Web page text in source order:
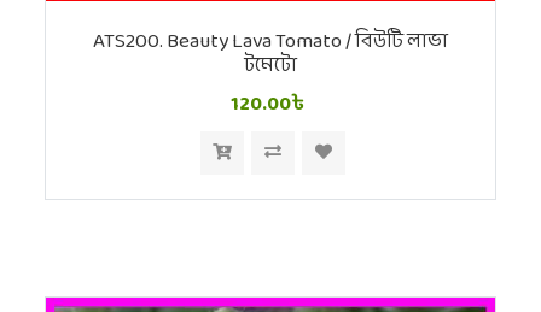
ATS200. Beauty Lava Tomato / বিউটি লাভা
টমেটো
120.00৳